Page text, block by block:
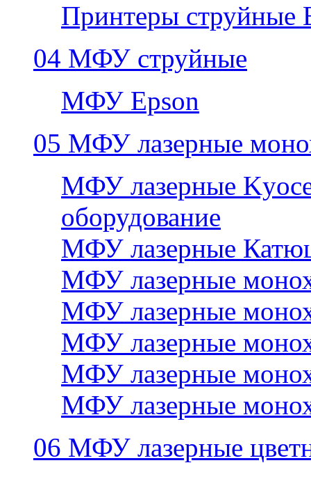
Принтеры струйные
04 МФУ струйные
МФУ Epson
05 МФУ лазерные
МФУ лазерные
оборудование
МФУ лазерные
МФУ лазерные
МФУ лазерные
МФУ лазерные
МФУ лазерные
МФУ лазерные
06 МФУ лазерные